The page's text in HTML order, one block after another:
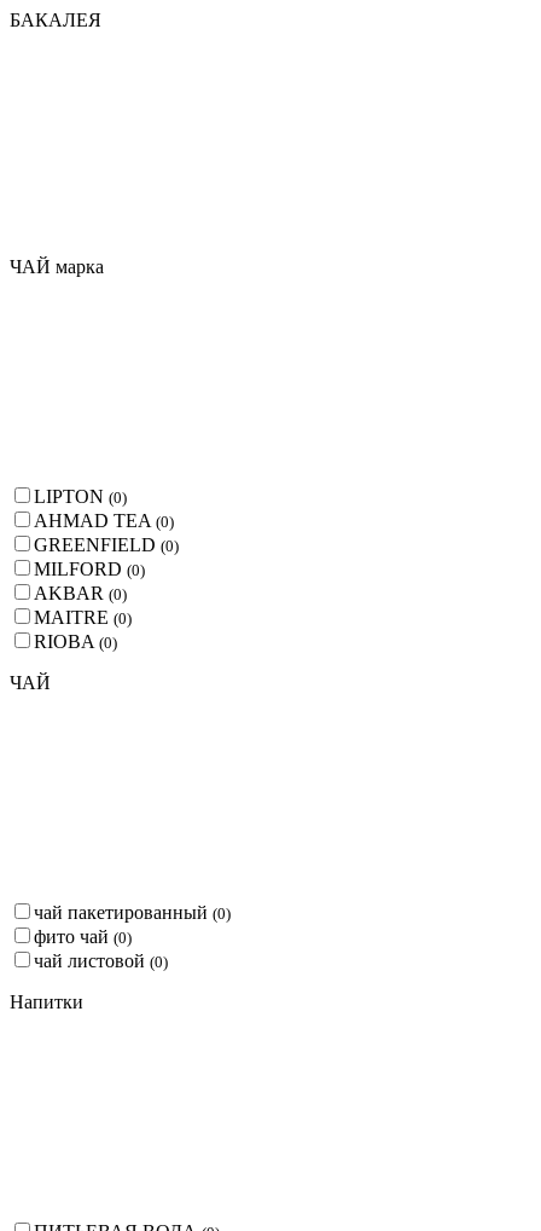
БАКАЛЕЯ
ЧАЙ марка
LIPTON (0)
AHMAD TEA (0)
GREENFIELD (0)
MILFORD (0)
AKBAR (0)
MAITRE (0)
RIOBA (0)
ЧАЙ
чай пакетированный (0)
фито чай (0)
чай листовой (0)
Напитки